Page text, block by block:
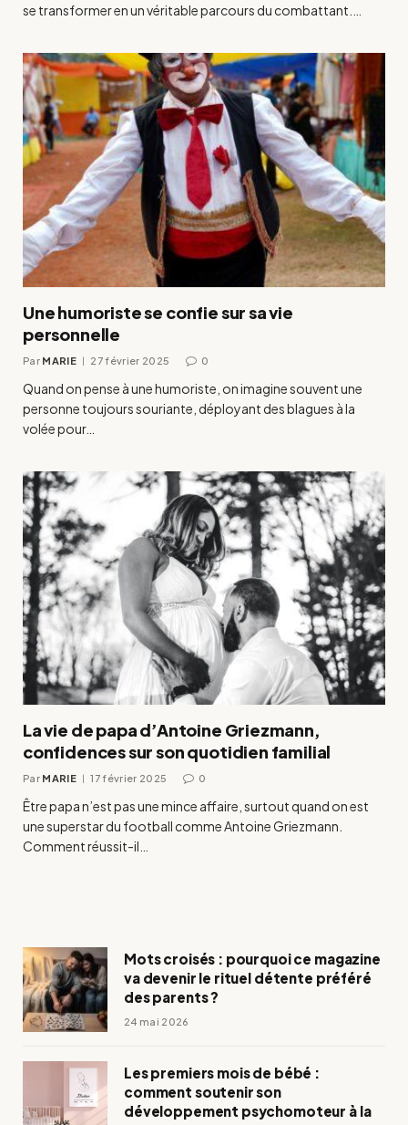
se transformer en un véritable parcours du combattant.…
Une humoriste se confie sur sa vie
personnelle
Par MARIE 27 février 2025 0
Quand on pense à une humoriste, on imagine souvent une
personne toujours souriante, déployant des blagues à la
volée pour…
La vie de papa d’Antoine Griezmann,
confidences sur son quotidien familial
Par MARIE 17 février 2025 0
Être papa n’est pas une mince affaire, surtout quand on est
une superstar du football comme Antoine Griezmann.
Comment réussit-il…
Mots croisés : pourquoi ce magazine
va devenir le rituel détente préféré
des parents ?
24 mai 2026
Les premiers mois de bébé :
comment soutenir son
développement psychomoteur à la